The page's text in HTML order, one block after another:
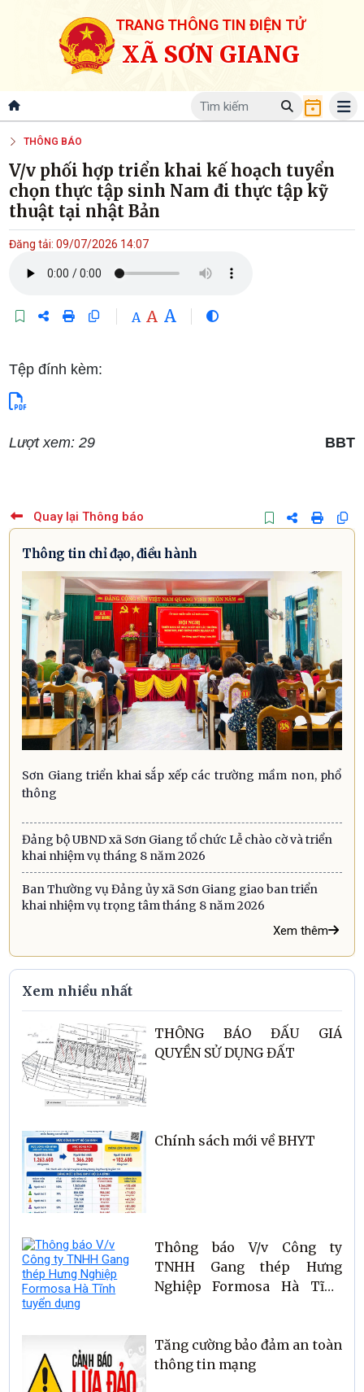
TRANG THÔNG TIN ĐIỆN TỬ
XÃ SƠN GIANG
THÔNG BÁO
V/v phối hợp triển khai kế hoạch tuyển
chọn thực tập sinh Nam đi thực tập kỹ
thuật tại nhật Bản
Đăng tải: 09/07/2026 14:07
A A A
Tệp đính kèm:
Lượt xem: 29 BBT
Quay lại Thông báo
Thông tin chỉ đạo, điều hành
Sơn Giang triển khai sắp xếp các trường mầm non, phổ
thông
Đảng bộ UBND xã Sơn Giang tổ chức Lễ chào cờ và triển
khai nhiệm vụ tháng 8 năm 2026
Ban Thường vụ Đảng ủy xã Sơn Giang giao ban triển
khai nhiệm vụ trọng tâm tháng 8 năm 2026
Xem thêm
Xem nhiều nhất
THÔNG BÁO ĐẤU GIÁ
QUYỀN SỬ DỤNG ĐẤT
Chính sách mới về BHYT
Thông báo V/v Công ty
TNHH Gang thép Hưng
Nghiệp Formosa Hà Tĩnh
Tăng cường bảo đảm an toàn
thông tin mạng